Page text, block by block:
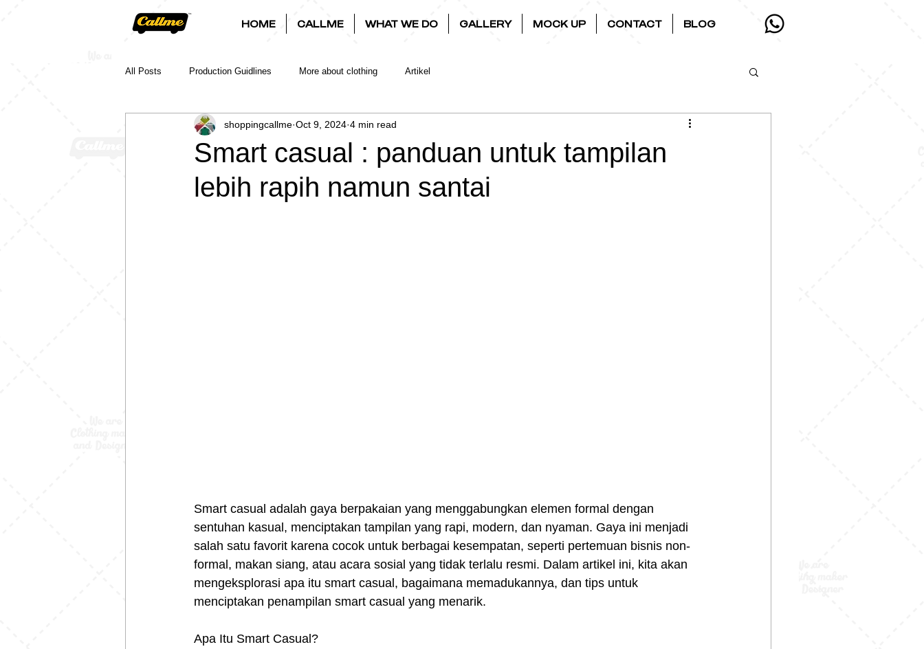
HOME CALLME WHAT WE DO GALLERY MOCK UP CONTACT BLOG
All Posts Production Guidlines More about clothing Artikel
Smart casual : panduan untuk tampilan
lebih rapih namun santai
shoppingcallme Oct 9, 2024 4 min read
Smart casual adalah gaya berpakaian yang menggabungkan elemen formal dengan
sentuhan kasual, menciptakan tampilan yang rapi, modern, dan nyaman. Gaya ini menjadi
salah satu favorit karena cocok untuk berbagai kesempatan, seperti pertemuan bisnis non-
formal, makan siang, atau acara sosial yang tidak terlalu resmi. Dalam artikel ini, kita akan
mengeksplorasi apa itu smart casual, bagaimana memadukannya, dan tips untuk
menciptakan penampilan smart casual yang menarik.
Apa Itu Smart Casual?